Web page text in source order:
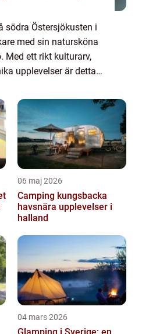
södra Östersjökusten i
med sin natursköna
Med ett rikt kulturarv,
upplevelser är detta
vi att ge d...
06 maj 2026
Camping kungsbacka
havsnära upplevelser i
halland
04 mars 2026